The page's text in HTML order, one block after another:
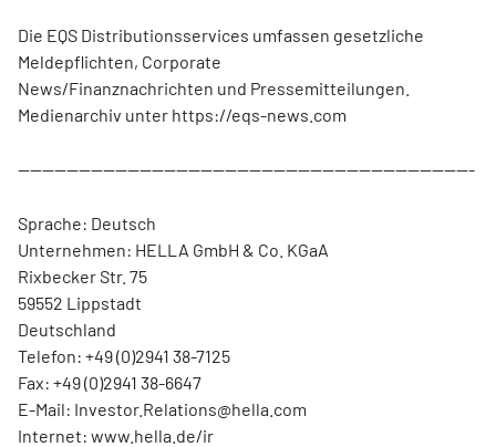
Die EQS Distributionsservices umfassen gesetzliche
Meldepflichten, Corporate
News/Finanznachrichten und Pressemitteilungen.
Medienarchiv unter https://eqs-news.com
---------------------------------------------------------------------------
Sprache: Deutsch
Unternehmen: HELLA GmbH & Co. KGaA
Rixbecker Str. 75
59552 Lippstadt
Deutschland
Telefon: +49 (0)2941 38-7125
Fax: +49 (0)2941 38-6647
E-Mail: Investor.Relations@hella.com
Internet: www.hella.de/ir